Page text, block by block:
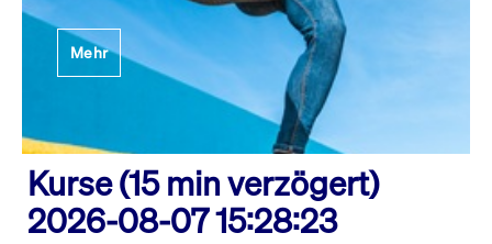
Mehr
Kurse (15 min verzögert)
2026-08-07 15:28:23